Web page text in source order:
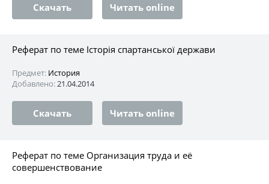
Скачать Читать online
Реферат по теме Історія спартанської держави
Предмет: История
Добавлено:21.04.2014
Скачать Читать online
Реферат по теме Организация труда и её
совершенствование